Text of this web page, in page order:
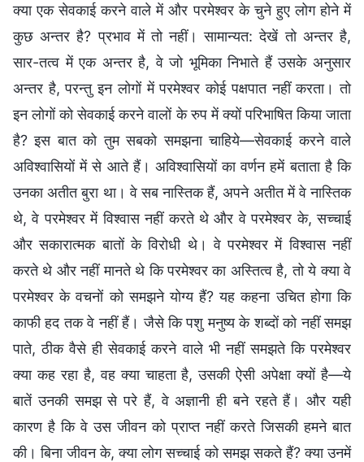
क्या एक सेवकाई करने वाले में और परमेश्वर के चुने हुए लोग होने में
कुछ अन्तर है? प्रभाव में तो नहीं। सामान्यत: देखें तो अन्तर है,
सार-तत्व में एक अन्तर है, वे जो भूमिका निभाते हैं उसके अनुसार
अन्तर है, परन्तु इन लोगों में परमेश्वर कोई पक्षपात नहीं करता। तो
इन लोगों को सेवकाई करने वालों के रुप में क्यों परिभाषित किया जाता
है? इस बात को तुम सबको समझना चाहिये—सेवकाई करने वाले
अविश्वासियों में से आते हैं। अविश्वासियों का वर्णन हमें बताता है कि
उनका अतीत बुरा था। वे सब नास्तिक हैं, अपने अतीत में वे नास्तिक
थे, वे परमेश्वर में विश्वास नहीं करते थे और वे परमेश्वर के, सच्चाई
और सकारात्मक बातों के विरोधी थे। वे परमेश्वर में विश्वास नहीं
करते थे और नहीं मानते थे कि परमेश्वर का अस्तित्व है, तो ये क्या वे
परमेश्वर के वचनों को समझने योग्य हैं? यह कहना उचित होगा कि
काफी हद तक वे नहीं हैं। जैसे कि पशु मनुष्य के शब्दों को नहीं समझ
पाते, ठीक वैसे ही सेवकाई करने वाले भी नहीं समझते कि परमेश्वर
क्या कह रहा है, वह क्या चाहता है, उसकी ऐसी अपेक्षा क्यों है—ये
बातें उनकी समझ से परे हैं, वे अज्ञानी ही बने रहते हैं। और यही
कारण है कि वे उस जीवन को प्राप्त नहीं करते जिसकी हमने बात
की। बिना जीवन के, क्या लोग सच्चाई को समझ सकते हैं? क्या उनमें